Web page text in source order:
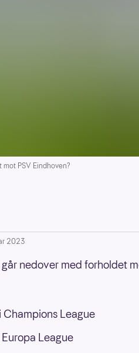
PSV Eindhoven?
2023
nedover med forholdet
League
League